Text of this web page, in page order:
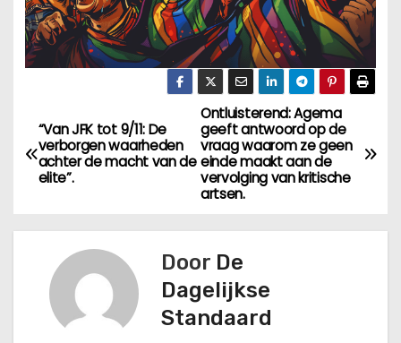
B
e
i
Ontluisterend: Agema
geeft antwoord op de
vraag waarom ze geen
einde maakt aan de
vervolging van kritische
artsen.
“Van JFK tot 9/11: De
verborgen waarheden
achter de macht van de
elite”.
Door De
Dagelijkse
Standaard